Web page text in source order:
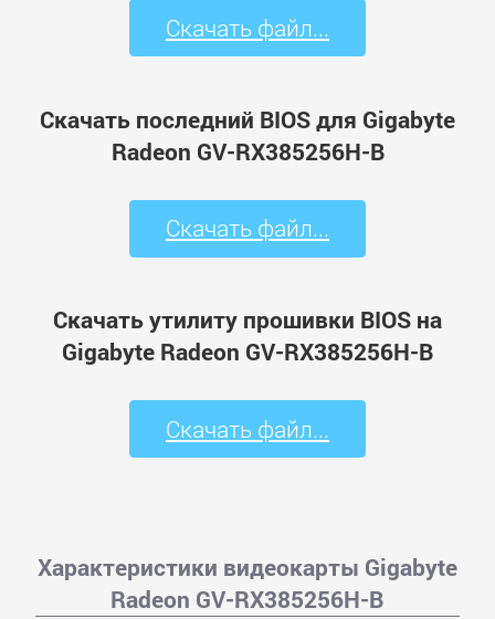
Скачать файл...
Скачать последний BIOS для Gigabyte
Radeon GV-RX385256H-B
Скачать файл...
Скачать утилиту прошивки BIOS на
Gigabyte Radeon GV-RX385256H-B
Скачать файл...
Характеристики видеокарты Gigabyte
Radeon GV-RX385256H-B